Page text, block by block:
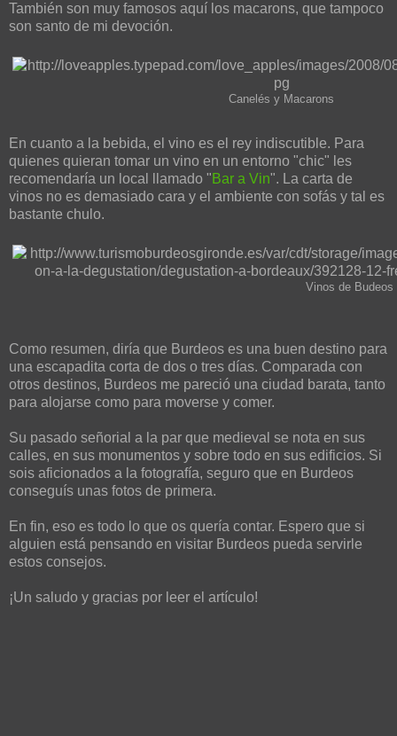
También son muy famosos aquí los macarons, que tampoco
son santo de mi devoción.
Canelés y Macarons
En cuanto a la bebida, el vino es el rey indiscutible. Para
quienes quieran tomar un vino en un entorno "chic" les
recomendaría un local llamado " Bar a Vin". La carta de
vinos no es demasiado cara y el ambiente con sofás y tal es
bastante chulo.
Vinos de Budeos
Como resumen, diría que Burdeos es una buen destino para
una escapadita corta de dos o tres días. Comparada con
otros destinos, Burdeos me pareció una ciudad barata, tanto
para alojarse como para moverse y comer.
Su pasado señorial a la par que medieval se nota en sus
calles, en sus monumentos y sobre todo en sus edificios. Si
sois aficionados a la fotografía, seguro que en Burdeos
conseguís unas fotos de primera.
En fin, eso es todo lo que os quería contar. Espero que si
alguien está pensando en visitar Burdeos pueda servirle
estos consejos.
¡Un saludo y gracias por leer el artículo!